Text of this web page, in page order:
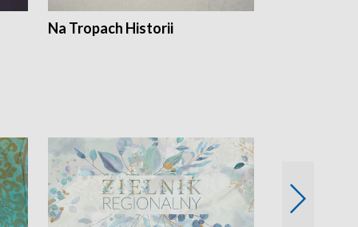
Na Tropach Historii